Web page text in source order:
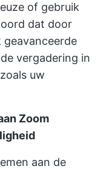
of gebruik
dat door
geavanceerde
vergadering in
uw
Zoom
aan de